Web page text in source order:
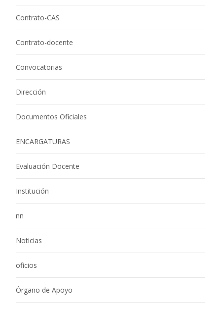
Contrato-CAS
Contrato-docente
Convocatorias
Dirección
Documentos Oficiales
ENCARGATURAS
Evaluación Docente
Institución
nn
Noticias
oficios
Órgano de Apoyo